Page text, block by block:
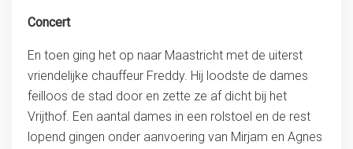
Concert
En toen ging het op naar Maastricht met de uiterst
vriendelijke chauffeur Freddy. Hij loodste de dames
feilloos de stad door en zette ze af dicht bij het
Vrijthof. Een aantal dames in een rolstoel en de rest
lopend gingen onder aanvoering van Mirjam en Agnes